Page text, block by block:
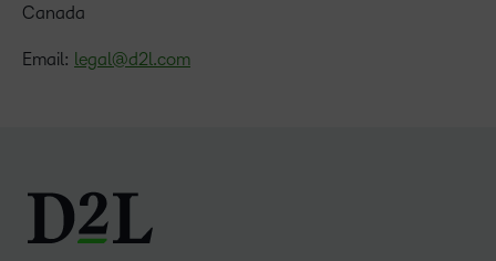
Canada
Email: legal@d2l.com